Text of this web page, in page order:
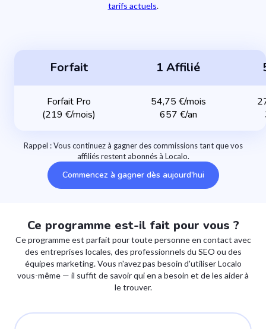
tarifs actuels.
Forfait 1 Affilié
Forfait Pro
(219 €/mois)
54,75 €/mois
657 €/an
Rappel : Vous continuez à gagner des commissions tant que vos
affiliés restent abonnés à Localo.
Commencez à gagner dès aujourd'hui
Ce programme est-il fait pour vous ?
Ce programme est parfait pour toute personne en contact avec
des entreprises locales, des professionnels du SEO ou des
équipes marketing. Vous n'avez pas besoin d'utiliser Localo
vous-même — il suffit de savoir qui en a besoin et de les aider à
le trouver.